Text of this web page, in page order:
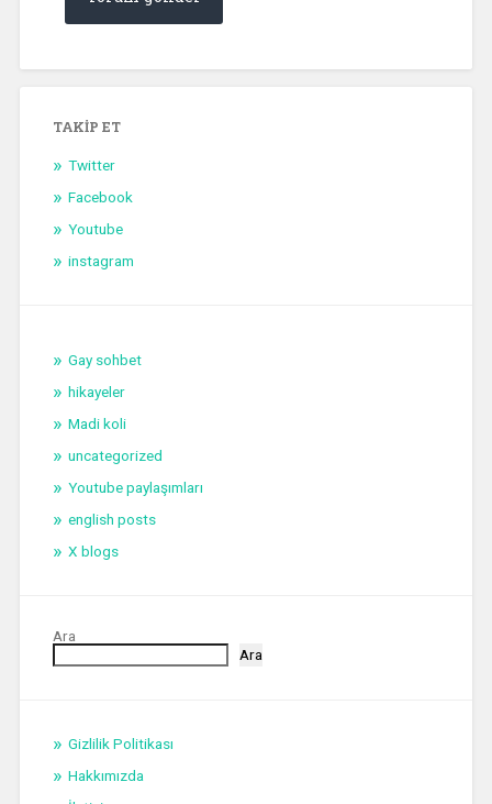
TAKIP ET
Twitter
Facebook
Youtube
instagram
Gay sohbet
hikayeler
Madi koli
uncategorized
Youtube paylaşımları
english posts
X blogs
Ara
Ara
Gizlilik Politikası
Hakkımızda